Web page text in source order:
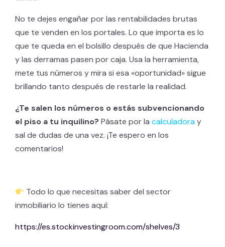
No te dejes engañar por las rentabilidades brutas
que te venden en los portales. Lo que importa es lo
que te queda en el bolsillo después de que Hacienda
y las derramas pasen por caja. Usa la herramienta,
mete tus números y mira si esa «oportunidad» sigue
brillando tanto después de restarle la realidad.
¿Te salen los números o estás subvencionando
el piso a tu inquilino? Pásate por la calculadoray
sal de dudas de una vez. ¡Te espero en los
comentarios!
Todo lo que necesitas saber del sector
inmobiliario lo tienes aquí:
https://es.stockinvestingroom.com/shelves/3